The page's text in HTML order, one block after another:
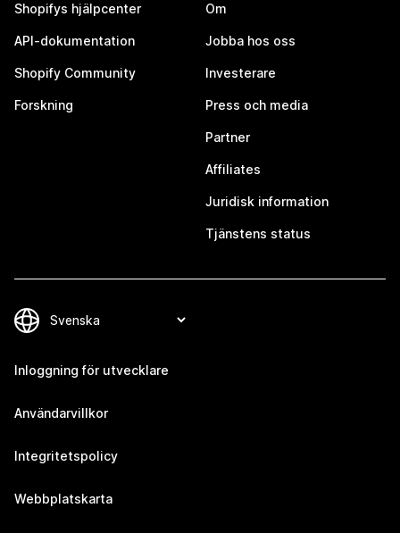
Shopifys hjälpcenter
API-dokumentation
Shopify Community
Forskning
Om
Jobba hos oss
Investerare
Press och media
Partner
Affiliates
Juridisk information
Tjänstens status
Inloggning för utvecklare
Användarvillkor
Integritetspolicy
Webbplatskarta